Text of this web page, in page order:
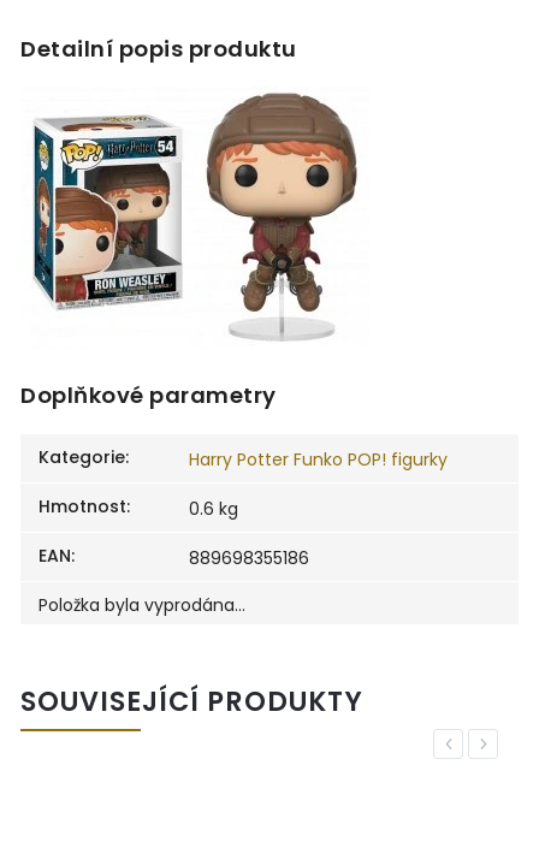
Detailní popis produktu
Doplňkové parametry
Kategorie:
Harry Potter Funko POP! figurky
Hmotnost:
0.6 kg
EAN:
889698355186
Položka byla vyprodána…
SOUVISEJÍCÍ PRODUKTY
Previous
Next